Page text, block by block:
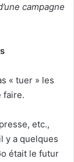
campagne
« tuer » les
faire.
etc.,
y a quelques
était le futur